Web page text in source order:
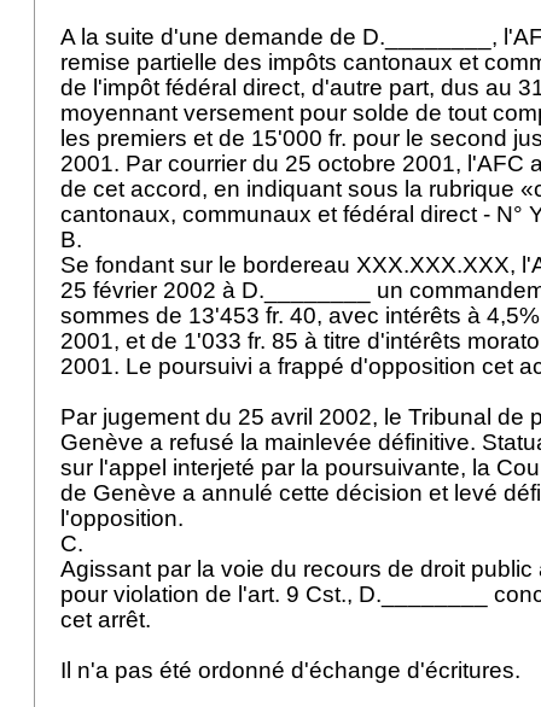
A la suite d'une demande de D.________,
remise partielle des impôts cantonaux et
de l'impôt fédéral direct, d'autre part, dus au
moyennant versement pour solde de tout
les premiers et de 15'000 fr. pour le second
2001. Par courrier du 25 octobre 2001, l'AFC
de cet accord, en indiquant sous la rubrique
cantonaux, communaux et fédéral direct - N°
B.
Se fondant sur le bordereau XXX.XXX.XXX,
25 février 2002 à D.________ un
sommes de 13'453 fr. 40, avec intérêts à
2001, et de 1'033 fr. 85 à titre d'intérêts
2001. Le poursuivi a frappé d'opposition cet
Par jugement du 25 avril 2002, le Tribunal de
Genève a refusé la mainlevée définitive.
sur l'appel interjeté par la poursuivante, la
de Genève a annulé cette décision et levé
l'opposition.
C.
Agissant par la voie du recours de droit public
pour violation de l'art. 9 Cst., D.________
cet arrêt.
Il n'a pas été ordonné d'échange d'écritures.